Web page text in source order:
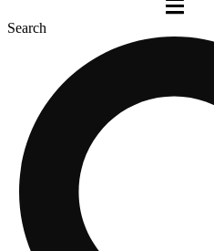
Search